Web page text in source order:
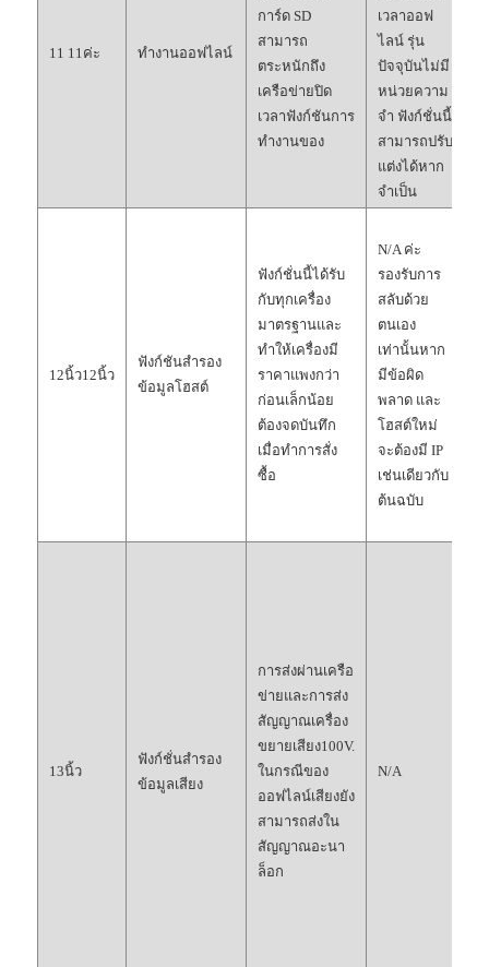
11 11ค่ะ ทำงานออฟไลน์
การ์ด SD
สามารถ
ตระหนักถึง
เครือข่ายปิด
เวลาฟังก์ชันการ
ทำงานของ
เวลาออฟ
ไลน์ รุ่น
ปัจจุบันไม่มี
หน่วยความ
จำ ฟังก์ชั่นนี้
สามารถปรับ
แต่งได้หาก
จำเป็น
12นิ้ว12นิ้ว
ฟังก์ชันสำรอง
ข้อมูลโฮสต์
ฟังก์ชั่นนี้ได้รับ
กับทุกเครื่อง
มาตรฐานและ
ทำให้เครื่องมี
ราคาแพงกว่า
ก่อนเล็กน้อย
ต้องจดบันทึก
เมื่อทำการสั่ง
ซื้อ
N/A ค่ะ
รองรับการ
สลับด้วย
ตนเอง
เท่านั้นหาก
มีข้อผิด
พลาด และ
โฮสต์ใหม่
จะต้องมี IP
เช่นเดียวกับ
ต้นฉบับ
13นิ้ว
ฟังก์ชั่นสำรอง
ข้อมูลเสียง
การส่งผ่านเครือ
ข่ายและการส่ง
สัญญาณเครื่อง
ขยายเสียง100V.
ในกรณีของ
ออฟไลน์เสียงยัง
สามารถส่งใน
สัญญาณอะนา
ล็อก
N/A